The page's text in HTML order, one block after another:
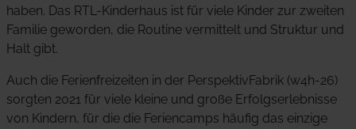
haben. Das RTL-Kinderhaus ist für viele Kinder zur zweiten
Familie geworden, die Routine vermittelt und Struktur und
Halt gibt.
Auch die Ferienfreizeiten in der PerspektivFabrik (w4h-26)
sorgten 2021 für viele kleine und große Erfolgserlebnisse
von Kindern, für die die Feriencamps häufig das einzige